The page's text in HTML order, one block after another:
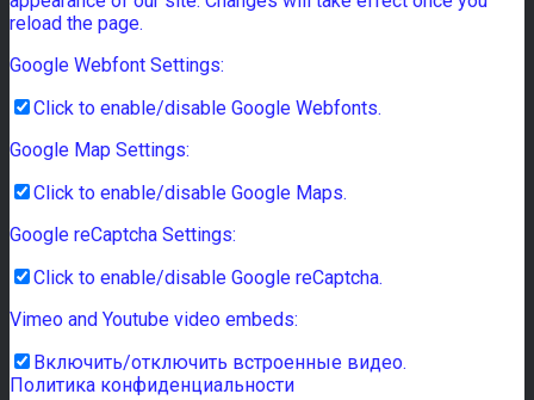
reload the page.
Google Webfont Settings:
Click to enable/disable Google Webfonts.
Google Map Settings:
Click to enable/disable Google Maps.
Google reCaptcha Settings:
Click to enable/disable Google reCaptcha.
Vimeo and Youtube video embeds:
Включить/отключить встроенные видео.
Политика конфиденциальности